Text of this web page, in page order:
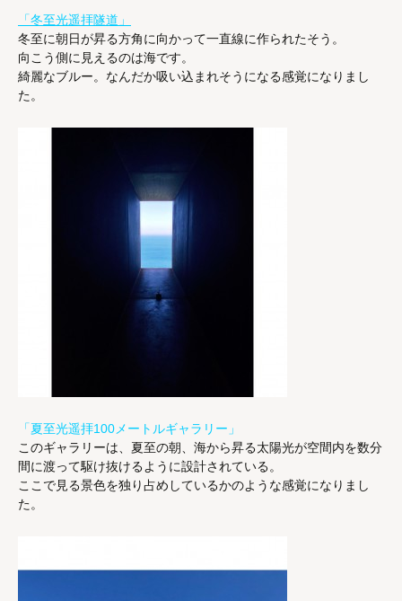
「冬至光遥拝隧道」
冬至に朝日が昇る方角に向かって一直線に作られたそう。
向こう側に見えるのは海です。
綺麗なブルー。なんだか吸い込まれそうになる感覚になりまし
た。
「夏至光遥拝100メートルギャラリー」
このギャラリーは、夏至の朝、海から昇る太陽光が空間内を数分
間に渡って駆け抜けるように設計されている。
ここで見る景色を独り占めしているかのような感覚になりまし
た。